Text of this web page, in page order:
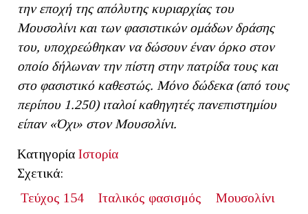
την εποχή της απόλυτης κυριαρχίας του
Μουσολίνι και των φασιστικών ομάδων δράσης
του, υποχρεώθηκαν να δώσουν έναν όρκο στον
οποίο δήλωναν την πίστη στην πατρίδα τους και
στο φασιστικό καθεστώς. Μόνο δώδεκα (από τους
περίπου 1.250) ιταλοί καθηγητές πανεπιστημίου
είπαν «Όχι» στον Μουσολίνι.
Κατηγορία Ιστορία
Σχετικά:
Τεύχος 154
Ιταλικός φασισμός
Μουσολίνι